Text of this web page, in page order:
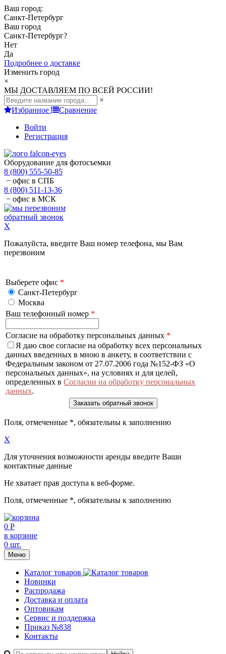
Ваш город:
Санкт-Петербург
Ваш город
Санкт-Петербург?
Нет
Да
Подробнее о доставке
Изменить город
×
МЫ ДОСТАВЛЯЕМ ПО ВСЕЙ РОССИИ!
×
Избранное
Сравнение
Войти
Регистрация
Оборудование для фотосъемки
8 (800) 555-50-85
− офис в СПБ
8 (800) 511-13-36
− офис в МСК
обратный звонок
X
Пожалуйста, введите Ваш номер телефона, мы Вам
перезвоним
Выберете офис *
Санкт-Петербург
Москва
Ваш телефонный номер *
Согласие на обработку персональных данных *
Я даю свое согласие на обработку всех персональных
данных введенных в мною в анкету, в соответствии с
Федеральным законом от 27.07.2006 года №152-ФЗ «О
персональных данных», на условиях и для целей,
определенных в Согласии на обработку персональных
данных.
Поля, отмеченные *, обязательны к заполнению
X
Для уточнения возможности аренды введите Ваши
контактные данные
Не хватает прав доступа к веб-форме.
Поля, отмеченные *, обязательны к заполнению
0 Р
в корзине
0 шт.
Меню
Каталог товаров
Новинки
Распродажа
Доставка и оплата
Оптовикам
Сервис и поддержка
Приказ №838
Контакты